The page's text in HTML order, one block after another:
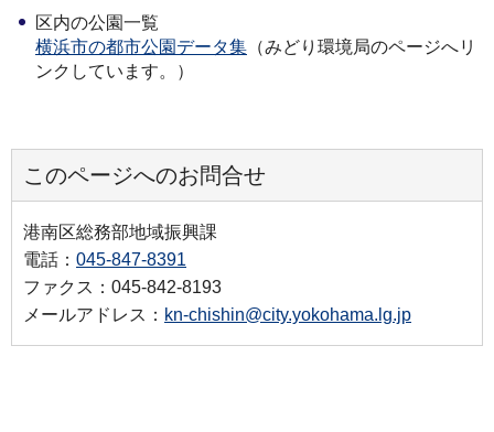
区内の公園一覧
横浜市の都市公園データ集 （みどり環境局のページへリ
ンクしています。）
このページへのお問合せ
港南区総務部地域振興課
電話： 045-847-8391
ファクス：045-842-8193
メールアドレス： kn-chishin@city.yokohama.lg.jp